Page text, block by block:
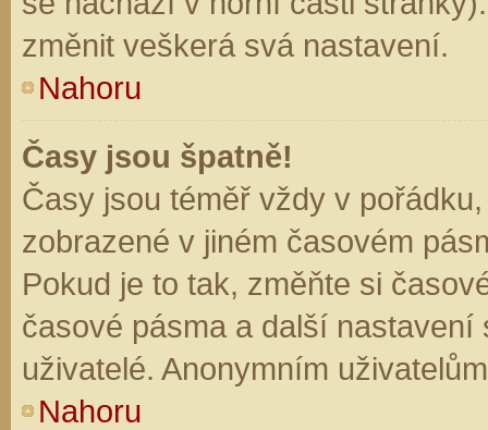
změnit veškerá svá nastavení.
Nahoru
Časy jsou špatně!
Časy jsou téměř vždy v
zobrazené v jiném časovém
Pokud je to tak, změňte si
časové pásma a další
uživatelé. Anonymním
Nahoru